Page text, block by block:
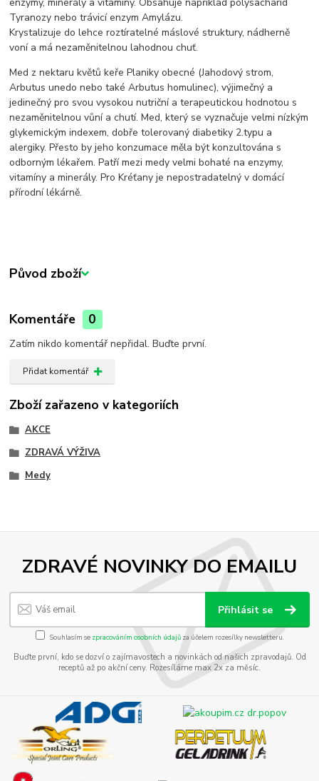
Tyranozy nebo trávicí enzym Amylázu.
Krystalizuje do lehce roztíratelné máslové struktury, nádherně
voní a má nezaměnitelnou lahodnou chuť.
Med z nektaru květů keře Planiky obecné (Jahodový strom,
Arbutus unedo nebo také Arbutus homulinec), výjimečný a
jedinečný pro svou vysokou nutriční a terapeutickou hodnotou s
nezaměnitelnou vůní a chutí. Med, který se vyznačuje velmi nízkým
glykemickým indexem, dobře tolerovaný diabetiky 2.typu a
alergiky. Přesto by jeho konzumace měla být konzultována s
odborným lékařem. Patří mezi medy velmi bohaté na enzymy,
vitamíny a minerály. Pro Kréťany je nepostradatelný v domácí
přírodní lékárně.
Původ zboží
Komentáře 0
Zatím nikdo komentář nepřidal. Buďte první.
Přidat komentář
Zboží zařazeno v kategoriích
AKCE
ZDRAVÁ VÝŽIVA
Medy
ZDRAVÉ NOVINKY DO EMAILU
Přihlásit se
Souhlasím se zpracováním osobních údajůza účelem rozesílky newsletteru.
Buďte první, kdo se dozví o zajímavostech a novinkách od našich zpravodajů. Od
receptů až po akční ceny. Rozesíláme max 2x za měsíc.